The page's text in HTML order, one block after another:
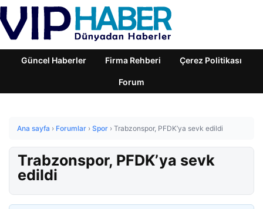
Güncel Haberler Firma Rehberi Çerez Politikası
Forum
Ana sayfa › Forumlar › Spor › Trabzonspor, PFDK’ya sevk edildi
Trabzonspor, PFDK’ya sevk
edildi